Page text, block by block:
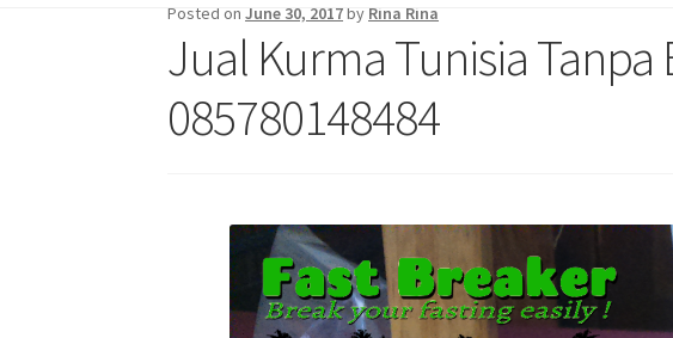
Posted onJune 30, 2017by Rina Rina
Jual Kurma Tunisia
085780148484